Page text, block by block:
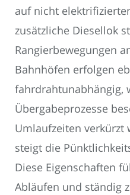
auf nicht
zusätzliche Diesellok
Rangierbewegungen
Bahnhöfen erfolgen
fahrdrahtunabhängig,
Übergabeprozesse
Umlaufzeiten verkürzt
steigt die
Diese Eigenschaften
Abläufen und ständig